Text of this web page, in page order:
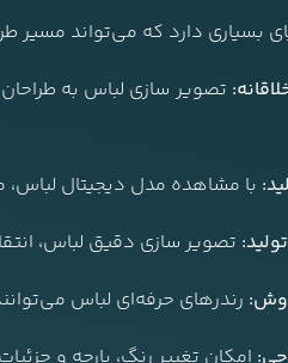
بسیاری دارد که می‌تواند مسیر
تصویر سازی لباس به
با مشاهده مدل دیجیتال لباس،
تصویر سازی دقیق لباس،
رندرهای حرفه‌ای لباس